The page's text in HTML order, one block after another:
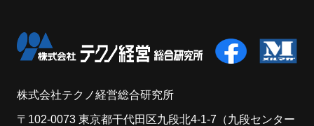
株式会社テクノ経営総合研究所
〒102-0073 東京都干代田区九段北4-1-7（九段センター